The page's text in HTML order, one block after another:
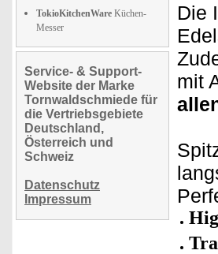
TokioKitchenWare Küchen-
Messer
Service- & Support-
Website der Marke
Tornwaldschmiede für
die Vertriebsgebiete
Deutschland,
Österreich und
Schweiz
Datenschutz
Impressum
Die
mit